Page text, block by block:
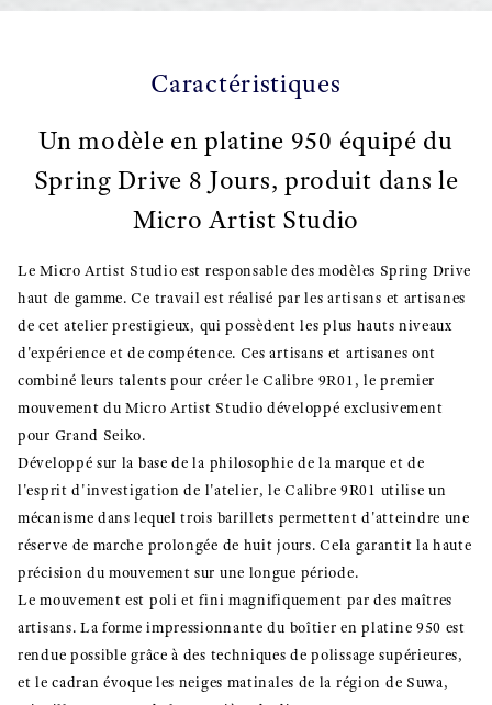
Caractéristiques
Un modèle en platine 950 équipé du
Spring Drive 8 Jours, produit dans le
Micro Artist Studio
Le Micro Artist Studio est responsable des modèles Spring Drive
haut de gamme. Ce travail est réalisé par les artisans et artisanes
de cet atelier prestigieux, qui possèdent les plus hauts niveaux
d'expérience et de compétence. Ces artisans et artisanes ont
combiné leurs talents pour créer le Calibre 9R01, le premier
mouvement du Micro Artist Studio développé exclusivement
pour Grand Seiko.
Développé sur la base de la philosophie de la marque et de
l'esprit d'investigation de l'atelier, le Calibre 9R01 utilise un
mécanisme dans lequel trois barillets permettent d'atteindre une
réserve de marche prolongée de huit jours. Cela garantit la haute
précision du mouvement sur une longue période.
Le mouvement est poli et fini magnifiquement par des maîtres
artisans. La forme impressionnante du boîtier en platine 950 est
rendue possible grâce à des techniques de polissage supérieures,
et le cadran évoque les neiges matinales de la région de Suwa,